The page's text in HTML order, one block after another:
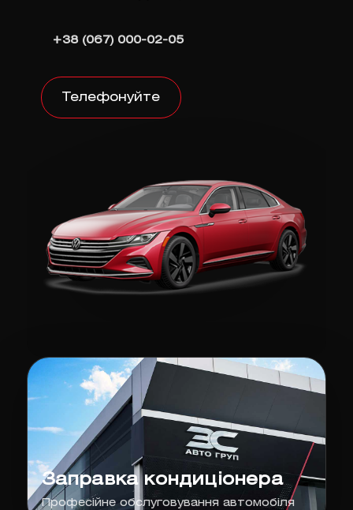
+38 (067) 000-02-05
Телефонуйте
Заправка кондиціонера
Професійне обслуговування автомобіля